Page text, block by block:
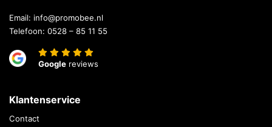
Email: info@promobee.nl
Telefoon: 0528 – 85 11 55
Google reviews
Klantenservice
Contact